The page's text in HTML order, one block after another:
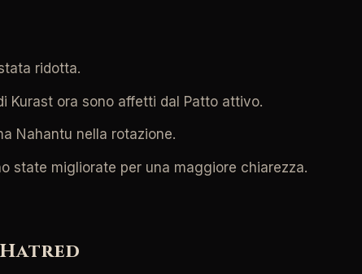
ridotta.
Kurast ora sono affetti dal Patto attivo.
Nahantu nella rotazione.
state migliorate per una maggiore chiarezza.